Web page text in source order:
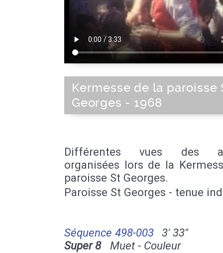
Kermesse de la paroisse
Georges - 1968
Différentes vues des
organisées lors de la
paroisse St Georges.
Paroisse St Georges - tenue
Séquence 498-003
3' 33''
Super 8Muet - Couleur